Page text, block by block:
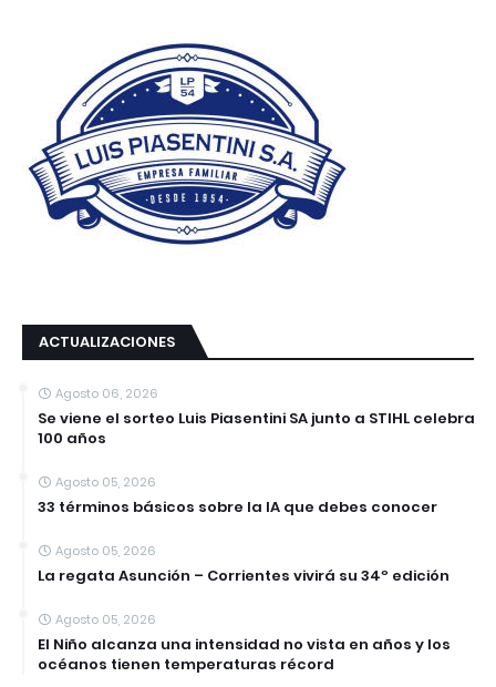
ACTUALIZACIONES
Agosto 06, 2026
Se viene el sorteo Luis Piasentini SA junto a STIHL celebra
100 años
Agosto 05, 2026
33 términos básicos sobre la IA que debes conocer
Agosto 05, 2026
La regata Asunción – Corrientes vivirá su 34º edición
Agosto 05, 2026
El Niño alcanza una intensidad no vista en años y los
océanos tienen temperaturas récord